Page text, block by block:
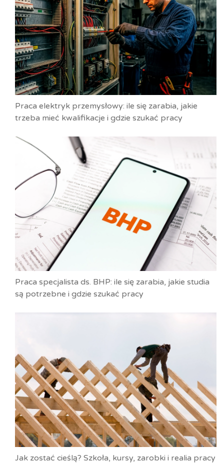
Praca elektryk przemysłowy: ile się zarabia, jakie
trzeba mieć kwalifikacje i gdzie szukać pracy
Praca specjalista ds. BHP: ile się zarabia, jakie studia
są potrzebne i gdzie szukać pracy
Jak zostać cieślą? Szkoła, kursy, zarobki i realia pracy